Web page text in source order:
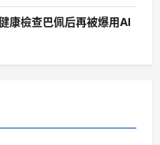
康檢查巴佩后再被爆用AI